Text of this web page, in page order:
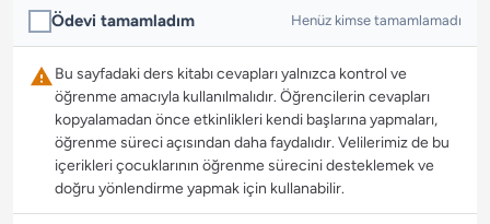
Ödevi tamamladım Henüz kimse tamamlamadı
Bu sayfadaki ders kitabı cevapları yalnızca kontrol ve
öğrenme amacıyla kullanılmalıdır. Öğrencilerin cevapları
kopyalamadan önce etkinlikleri kendi başlarına yapmaları,
öğrenme süreci açısından daha faydalıdır. Velilerimiz de bu
içerikleri çocuklarının öğrenme sürecini desteklemek ve
doğru yönlendirme yapmak için kullanabilir.